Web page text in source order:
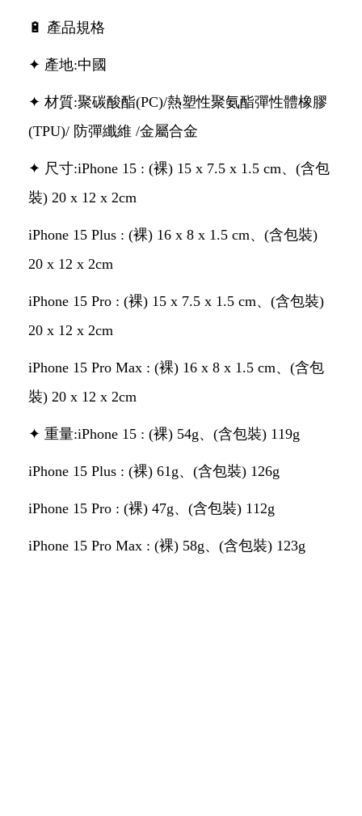
🔋 產品規格
✦ 產地:中國
✦ 材質:聚碳酸酯(PC)/熱塑性聚氨酯彈性體橡膠
(TPU)/ 防彈纖維 /金屬合金
✦ 尺寸:iPhone 15 : (裸) 15 x 7.5 x 1.5 cm、(含包
裝) 20 x 12 x 2cm
iPhone 15 Plus : (裸) 16 x 8 x 1.5 cm、(含包裝)
20 x 12 x 2cm
iPhone 15 Pro : (裸) 15 x 7.5 x 1.5 cm、(含包裝)
20 x 12 x 2cm
iPhone 15 Pro Max : (裸) 16 x 8 x 1.5 cm、(含包
裝) 20 x 12 x 2cm
✦ 重量:iPhone 15 : (裸) 54g、(含包裝) 119g
iPhone 15 Plus : (裸) 61g、(含包裝) 126g
iPhone 15 Pro : (裸) 47g、(含包裝) 112g
iPhone 15 Pro Max : (裸) 58g、(含包裝) 123g